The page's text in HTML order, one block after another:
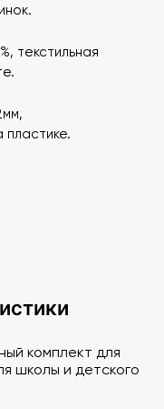
текстильная
комплект для
школы и детского